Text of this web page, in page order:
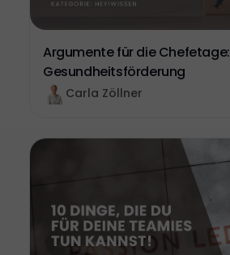
Argumente für die Chefetage:
Gesundheitsförderung
Carla Zöllner